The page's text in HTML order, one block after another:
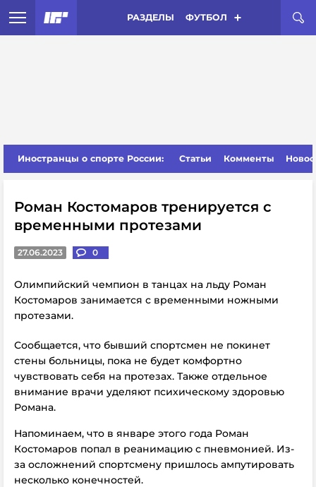
РАЗДЕЛЫ ФУТБОЛ
Иностранцы о спорте России: Статьи Комменты
Роман Костомаров тренируется с
временными протезами
27.06.2023 0
Олимпийский чемпион в танцах на льду Роман
Костомаров занимается с временными ножными
протезами.
Сообщается, что бывший спортсмен не покинет
стены больницы, пока не будет комфортно
чувствовать себя на протезах. Также отдельное
внимание врачи уделяют психическому здоровью
Романа.
Напоминаем, что в январе этого года Роман
Костомаров попал в реанимацию с пневмонией. Из-
за осложнений спортсмену пришлось ампутировать
несколько конечностей.